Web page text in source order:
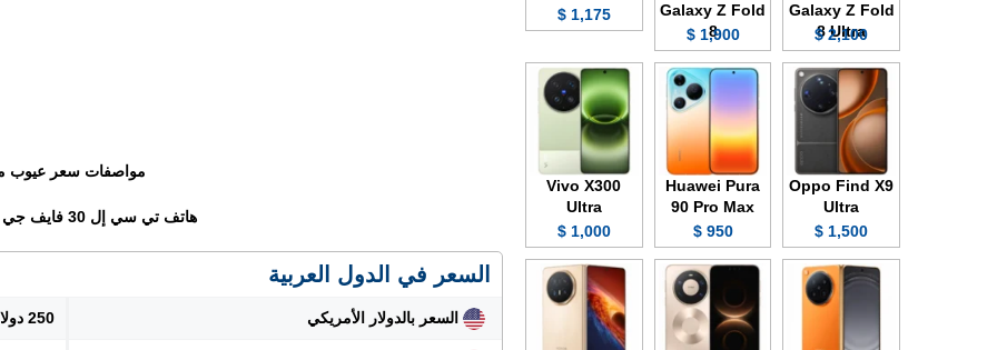
مواصفات سعر عيوب
هاتف تي سي إل 30 فايف جي – TCL 30 5G
السعر في الدول العربية
السعر بالدولار الأمريكي 250 دولار
Galaxy Z Fold
8 Ultra
2,100 $
Galaxy Z Fold
8
1,900 $
1,175 $
Oppo Find X9
Ultra
1,500 $
Huawei Pura
90 Pro Max
950 $
Vivo X300
Ultra
1,000 $